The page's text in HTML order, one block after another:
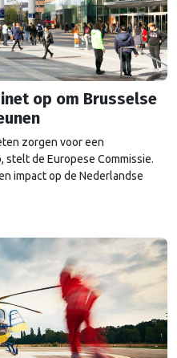
op om Brusselse
zorgen voor een
stelt de Europese Commissie.
impact op de Nederlandse